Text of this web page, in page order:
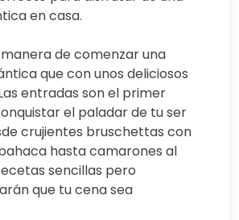
en casa.
de comenzar una
que con unos deliciosos
entradas son el primer
el paladar de tu ser
crujientes bruschettas con
hasta camarones al
sencillas pero
que tu cena sea